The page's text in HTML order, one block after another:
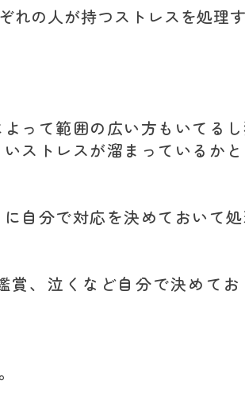
の人が持つストレスを処理す
って範囲の広い方もいてる
ストレスが溜まっているか
自分で対応を決めておいて
賞、泣くなど自分で決めてお